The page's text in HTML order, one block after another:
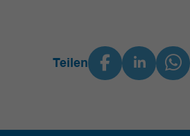
Teilen